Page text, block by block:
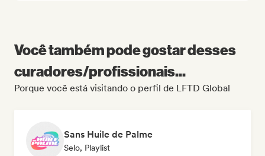
Você também pode gostar desses
curadores/profissionais...
Porque você está visitando o perfil de LFTD Global
Sans Huile de Palme
Selo, Playlist